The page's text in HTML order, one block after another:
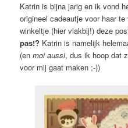
Katrin is bijna jarig en ik vond
origineel cadeautje voor haar
winkeltje (hier vlakbij!) deze
pas!? Katrin is namelijk
(enmoi aussi, dus ik hoop dat
voor mij gaat maken ;-))